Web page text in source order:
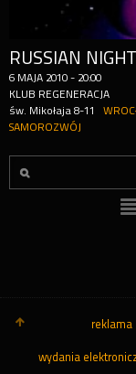
RUSSIAN
6 MAJA 2010 - 20:00
KLUB REGENERACJA
św. Mikołaja 8-11
SAMOROZWÓJ
reklama
wydania